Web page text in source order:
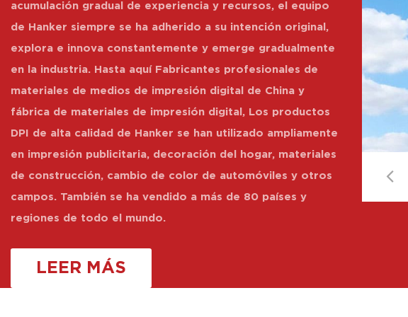
acumulación gradual de experiencia y recursos, el equipo
de Hanker siempre se ha adherido a su intención original,
explora e innova constantemente y emerge gradualmente
en la industria. Hasta aquí Fabricantes profesionales de
materiales de medios de impresión digital de China y
fábrica de materiales de impresión digital , Los productos
DPI de alta calidad de Hanker se han utilizado ampliamente
en impresión publicitaria, decoración del hogar, materiales
de construcción, cambio de color de automóviles y otros
campos. También se ha vendido a más de 80 países y
regiones de todo el mundo.
LEER MÁS